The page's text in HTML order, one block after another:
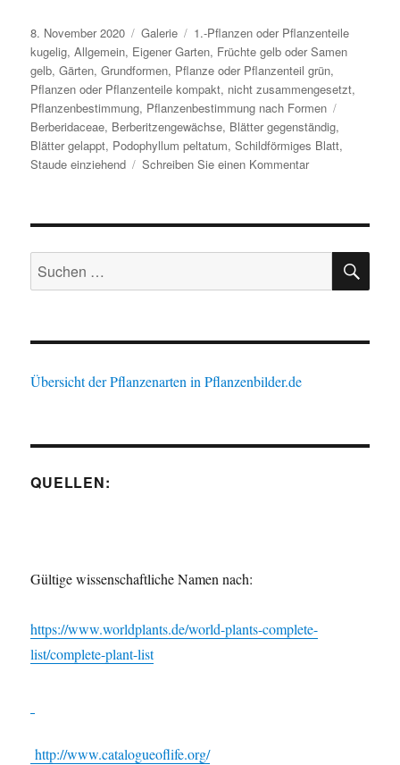
Veröffentlicht
am
8. November 2020 Format
Galerie Kategorien
1.-Pflanzen oder Pflanzenteile
kugelig,Allgemein, Eigener Garten, Früchte gelb oder Samen
gelb,Gärten,Grundformen, Pflanze oder Pflanzenteil grün,
Pflanzen oder Pflanzenteile kompakt, nicht zusammengesetzt,
Pflanzenbestimmung, Pflanzenbestimmung nach Formen
Berberidaceae, Berberitzengewächse, Blätter gegenständig,
Blätter gelappt, Podophyllum peltatum,Schildförmiges Blatt,
Staude einziehend
Schreiben Sie einen Kommentarzu
Suche
nach:
Übersicht der Pflanzenarten in Pflanzenbilder.de
QUELLEN:
Gültige wissenschaftliche Namen nach:
https://www.worldplants.de/world-plants-complete-
list/complete-plant-list
http://www.catalogueoflife.org/